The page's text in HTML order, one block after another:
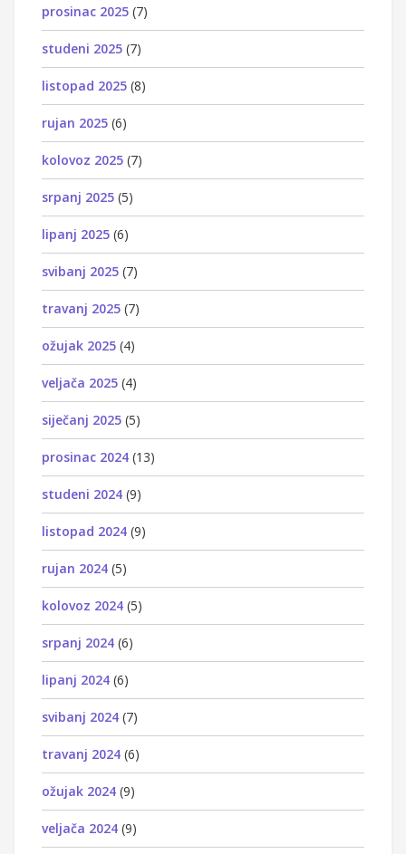
prosinac 2025 (7)
studeni 2025 (7)
listopad 2025 (8)
rujan 2025 (6)
kolovoz 2025 (7)
srpanj 2025 (5)
lipanj 2025 (6)
svibanj 2025 (7)
travanj 2025 (7)
ožujak 2025 (4)
veljača 2025 (4)
siječanj 2025 (5)
prosinac 2024 (13)
studeni 2024 (9)
listopad 2024 (9)
rujan 2024 (5)
kolovoz 2024 (5)
srpanj 2024 (6)
lipanj 2024 (6)
svibanj 2024 (7)
travanj 2024 (6)
ožujak 2024 (9)
veljača 2024 (9)